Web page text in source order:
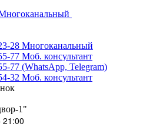
28 Многоканальный
77 Моб. консультант
77 (WhatsApp, Telegram)
32 Моб. консультант
1"
21:00